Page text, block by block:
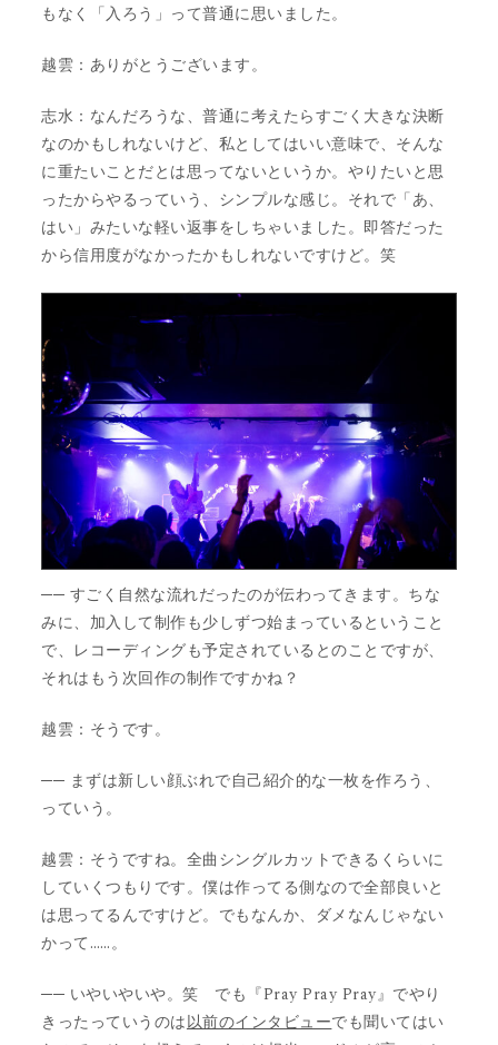
もなく「入ろう」って普通に思いました。
越雲：ありがとうございます。
志水：なんだろうな、普通に考えたらすごく大きな決断
なのかもしれないけど、私としてはいい意味で、そんな
に重たいことだとは思ってないというか。やりたいと思
ったからやるっていう、シンプルな感じ。それで「あ、
はい」みたいな軽い返事をしちゃいました。即答だった
から信用度がなかったかもしれないですけど。笑
── すごく自然な流れだったのが伝わってきます。ちな
みに、加入して制作も少しずつ始まっているということ
で、レコーディングも予定されているとのことですが、
それはもう次回作の制作ですかね？
越雲：そうです。
── まずは新しい顔ぶれで自己紹介的な一枚を作ろう、
っていう。
越雲：そうですね。全曲シングルカットできるくらいに
していくつもりです。僕は作ってる側なので全部良いと
は思ってるんですけど。でもなんか、ダメなんじゃない
かって……。
── いやいやいや。笑 でも『Pray Pray Pray』でやり
きったっていうのは以前のインタビューでも聞いてはい